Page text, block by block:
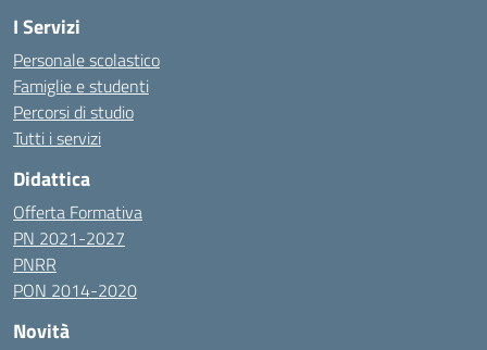
I Servizi
Personale scolastico
Famiglie e studenti
Percorsi di studio
Tutti i servizi
Didattica
Offerta Formativa
PN 2021-2027
PNRR
PON 2014-2020
Novità